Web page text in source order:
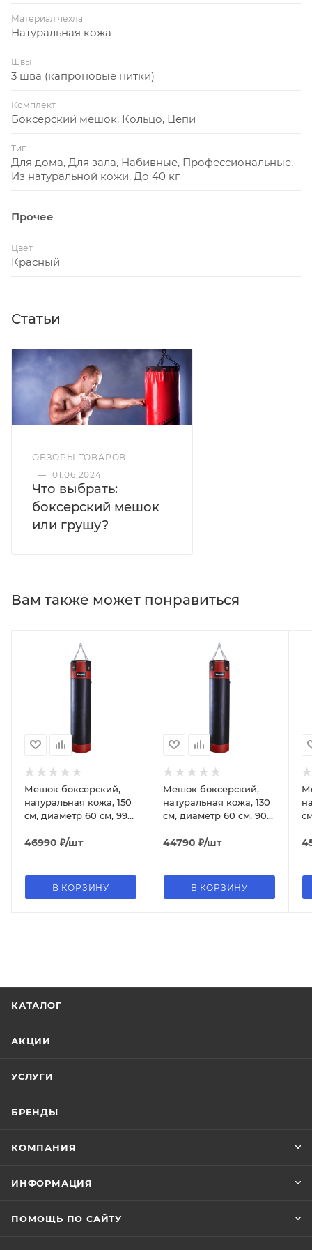
инерцию от ударов, поэтому суставы будут в
целости и сохранности.
Боксерский мешок является универсальным, и
подходит для спортсменов любого возраста, у
символикой бренда.
состоящая из стального кольца, четырех цепей,
карабинов и такелажной скобы.
Мы предоставляем заводскую гарантию сроком 1
год на сам материал, все швы, соединительные
мягкий пенополиэтилен толщиной пять
мешок приедет к вам в целости и сохранности.
Материал чехла
Натуральная кожа
Швы
3 шва (капроновые нитки)
Комплект
Боксерский мешок, Кольцо, Цепи
Тип
Для дома, Для зала, Набивные, Профессиональные,
Из натуральной кожи, До 40 кг
Прочее
Цвет
Красный
Статьи
ОБЗОРЫ ТОВАРОВ
— 01.06.2024
Что выбрать:
боксерский мешок
или грушу?
Вам также может понравиться
Мешок боксерский,
натуральная кожа, 150
см, диаметр 60 см, 99
46990 ₽/шт
В КОРЗИНУ
Мешок боксерский,
натуральная кожа, 130
см, диаметр 60 см, 90
44790 ₽/шт
В КОРЗИНУ
КАТАЛОГ
АКЦИИ
УСЛУГИ
БРЕНДЫ
КОМПАНИЯ
ИНФОРМАЦИЯ
ПОМОЩЬ ПО САЙТУ